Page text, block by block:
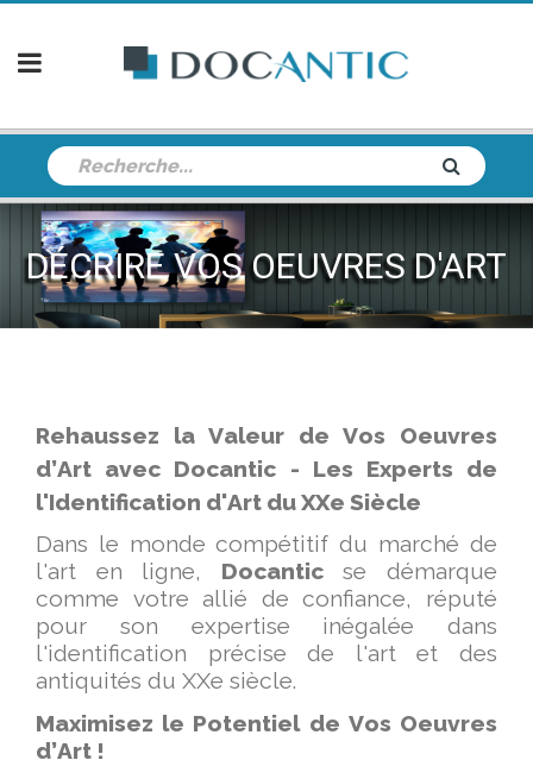
DÉCRIRE VOS OEUVRES D'ART
Rehaussez la Valeur de Vos Oeuvres
d’Art avec Docantic - Les Experts de
l'Identification d'Art du XXe Siècle
Dans le monde compétitif du marché de
l'art en ligne, Docanticse démarque
comme votre allié de confiance, réputé
pour son expertise inégalée dans
l'identification précise de l'art et des
antiquités du XXe siècle.
Maximisez le Potentiel de Vos Oeuvres
d’Art !